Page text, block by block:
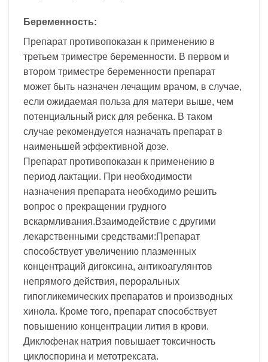
Беременность:
Препарат противопоказан к применению в
третьем триместре беременности. В первом и
втором триместре беременности препарат
может быть назначен лечащим врачом, в случае,
если ожидаемая польза для матери выше, чем
потенциальный риск для ребенка. В таком
случае рекомендуется назначать препарат в
наименьшей эффективной дозе.
Препарат противопоказан к применению в
период лактации. При необходимости
назначения препарата необходимо решить
вопрос о прекращении грудного
вскармливания.Взаимодействие с другими
лекарственными средствами:Препарат
способствует увеличению плазменных
концентраций дигоксина, антикоагулянтов
непрямого действия, пероральных
гипогликемических препаратов и производных
хинола. Кроме того, препарат способствует
повышению концентрации лития в крови.
Диклофенак натрия повышает токсичность
циклоспорина и метотрексата.